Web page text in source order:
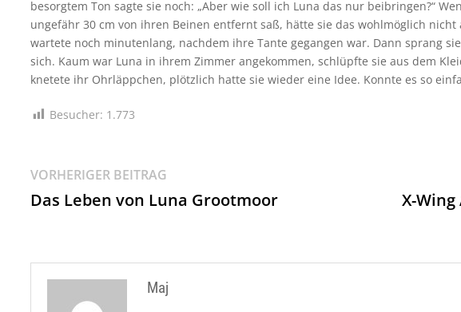
besorgtem Ton sagte sie noch: „Aber wie soll ich Luna das nur beibringen?“
ungefähr 30 cm von ihren Beinen entfernt saß, hätte sie das wohlmöglich
wartete noch minutenlang, nachdem ihre Tante gegangen war. Dann sprang
sich. Kaum war Luna in ihrem Zimmer angekommen, schlüpfte sie aus dem
knetete ihr Ohrläppchen, plötzlich hatte sie wieder eine Idee. Konnte es so
Besucher: 1.773
Beitragsnavigation
VORHERIGER BEITRAG
Beitrag:
Das Leben von Luna Grootmoor X-
Maj